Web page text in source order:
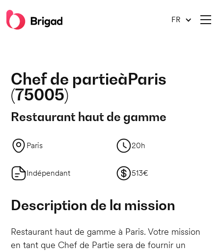
FR
Chef de partieàParis
(75005)
Restaurant haut de gamme
Paris 20h
Indépendant 513€
Description de la mission
Restaurant haut de gamme à Paris. Votre mission
en tant que Chef de Partie sera de fournir un